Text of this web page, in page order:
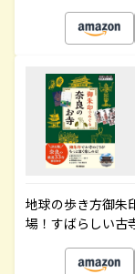
地球の歩き方御朱
場！すばらしい古